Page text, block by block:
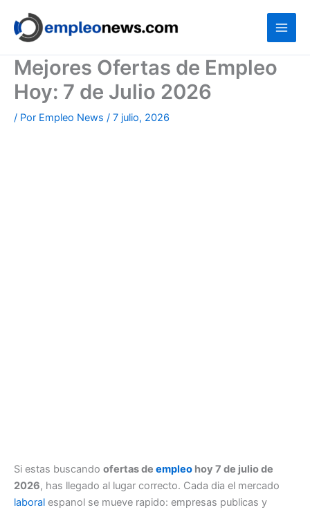
contenido
Mejores Ofertas de Empleo
Hoy: 7 de Julio 2026
/ Por Empleo News / 7 julio, 2026
Si estas buscando ofertas de empleo hoy 7 de julio de
2026, has llegado al lugar correcto. Cada dia el mercado
laboral espanol se mueve rapido: empresas publicas y